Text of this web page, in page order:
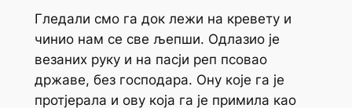
Гледали смо га док лежи на кревету и
чинио нам се све љепши. Одлазио је
везаних руку и на пасји реп псовао
државе, без господара. Ону које га је
протјерала и ову која га је примила као